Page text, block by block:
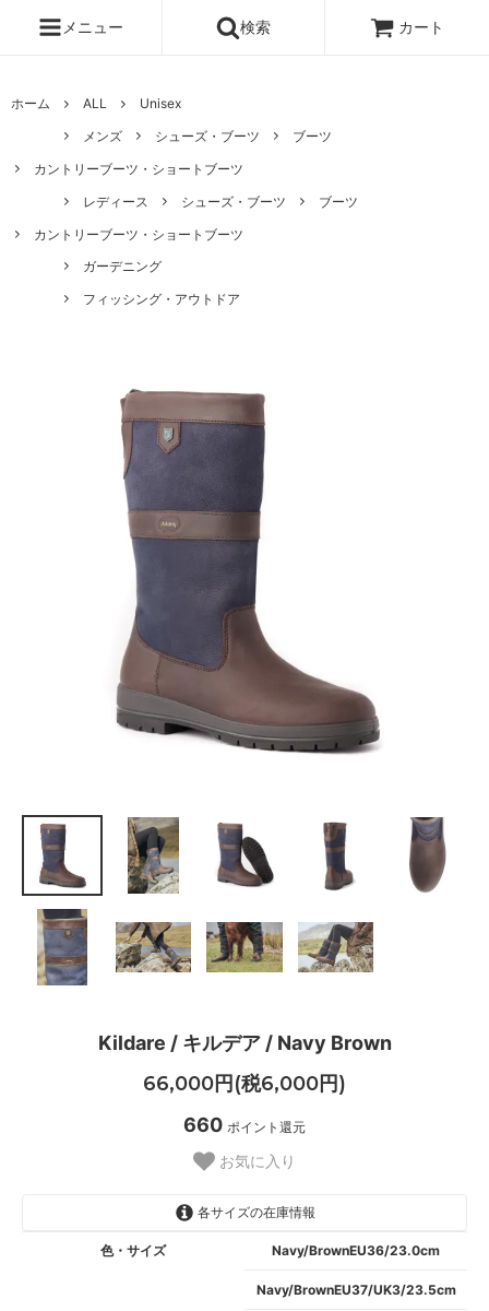
メニュー 検索 カート
ホーム ALL
Unisex
メンズ
シューズ・ブーツ
ブーツ
カントリーブーツ・ショートブーツ
レディース
シューズ・ブーツ
ブーツ
カントリーブーツ・ショートブーツ
ガーデニング
フィッシング・アウトドア
Kildare / キルデア / Navy Brown
66,000円(税6,000円)
660 ポイント還元
お気に入り
各サイズの在庫情報
色・サイズ Navy/BrownEU36/23.0cm
Navy/BrownEU37/UK3/23.5cm